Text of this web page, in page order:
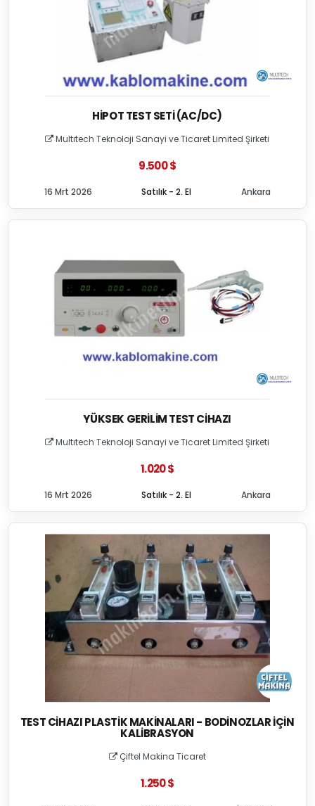
HIPOT TEST SETI (AC/DC)
Multıtech Teknoloji Sanayi ve Ticaret Limited Şirketi
9.500 $
Satılık - 2. El
16 Mrt 2026 Ankara
YÜKSEK GERILIM TEST CIHAZI
Multıtech Teknoloji Sanayi ve Ticaret Limited Şirketi
1.020 $
Satılık - 2. El
16 Mrt 2026 Ankara
TEST CIHAZI PLASTIK MAKINALARI - BODINOZLAR İÇIN
KALIBRASYON
Çiftel Makina Ticaret
1.250 $